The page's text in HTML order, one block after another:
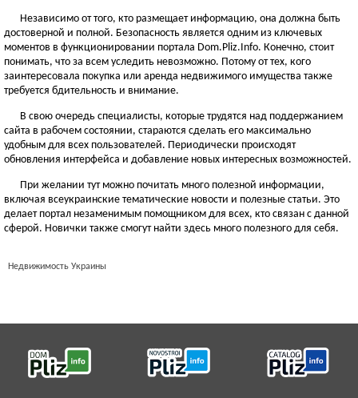
Независимо от того, кто размещает информацию, она должна быть
достоверной и полной. Безопасность является одним из ключевых
моментов в функционировании портала Dom.Pliz.Info. Конечно, стоит
понимать, что за всем уследить невозможно. Потому от тех, кого
заинтересовала покупка или аренда недвижимого имущества также
требуется бдительность и внимание.
В свою очередь специалисты, которые трудятся над поддержанием
сайта в рабочем состоянии, стараются сделать его максимально
удобным для всех пользователей. Периодически происходят
обновления интерфейса и добавление новых интересных возможностей.
При желании тут можно почитать много полезной информации,
включая всеукраинские тематические новости и полезные статьи. Это
делает портал незаменимым помощником для всех, кто связан с данной
сферой. Новички также смогут найти здесь много полезного для себя.
Недвижимость Украины